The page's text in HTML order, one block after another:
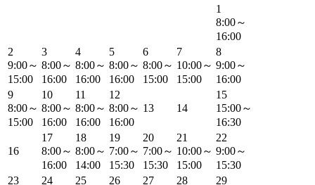
1
8:00～
16:00
2
9:00～
15:00
3
8:00～
16:00
4
8:00～
16:00
5
8:00～
16:00
6
8:00～
15:00
7
10:00～
15:00
8
9:00～
16:00
9
8:00～
15:00
10
8:00～
16:00
11
8:00～
16:00
12
8:00～
16:00
13 14
15
15:00～
16:30
16
17
8:00～
16:00
18
8:00～
14:00
19
7:00～
15:30
20
7:00～
15:30
21
10:00～
15:00
22
9:00～
15:30
23
24 25 26 27 28 29